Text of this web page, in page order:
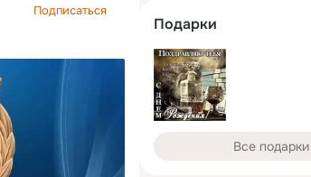
Подписаться
Подарки
Все подарки